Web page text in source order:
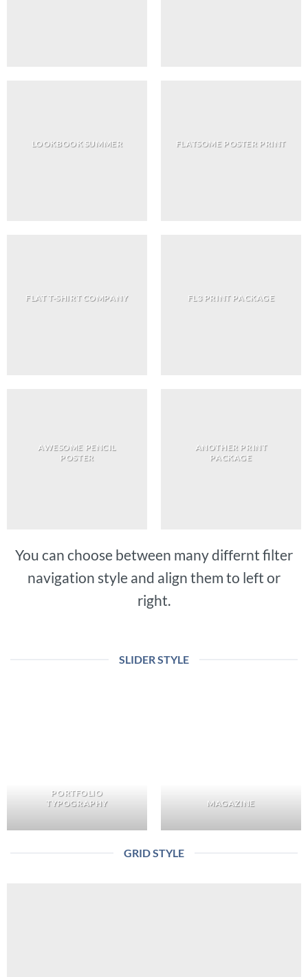
LOOKBOOK SUMMER FLATSOME POSTER PRINT
FLAT T-SHIRT COMPANY FL3 PRINT PACKAGE
AWESOME PENCIL
POSTER
ANOTHER PRINT
PACKAGE
You can choose between many differnt filter
navigation style and align them to left or
right.
SLIDER STYLE
PORTFOLIO
TYPOGRAPHY
MAGAZINE
GRID STYLE